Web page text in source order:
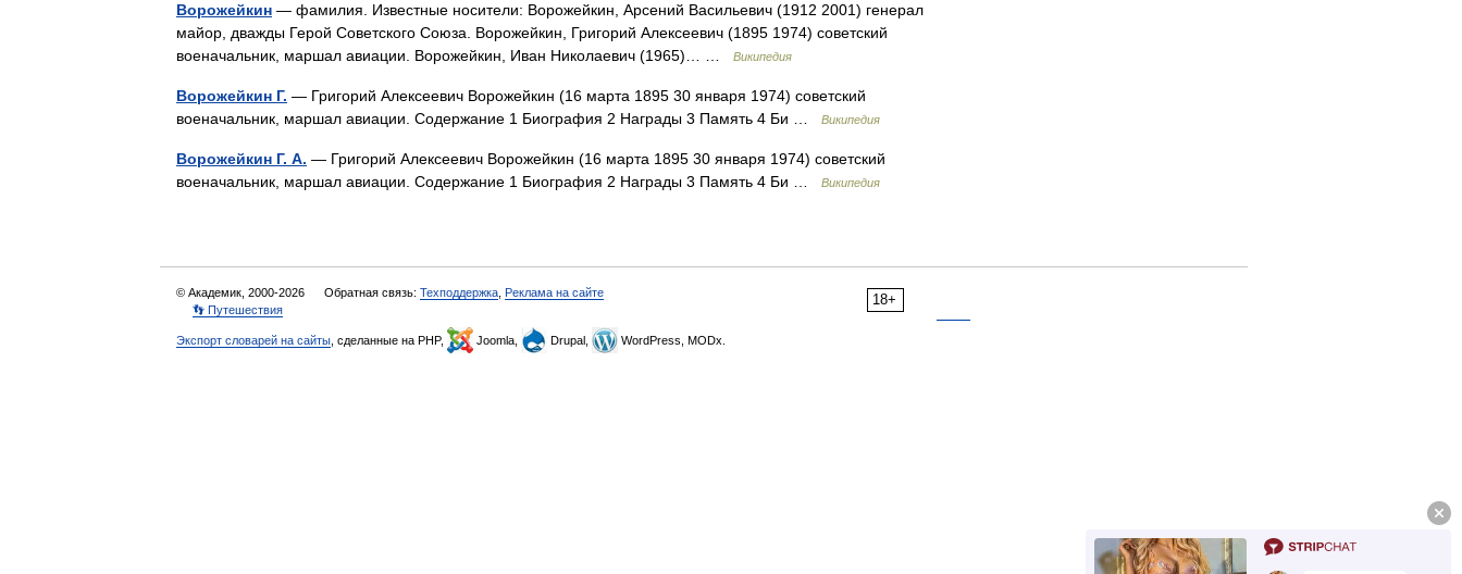
Ворожейкин — фамилия. Известные носители: Ворожейкин, Арсений Васильевич (1912 2001) генерал
майор, дважды Герой Советского Союза. Ворожейкин, Григорий Алексеевич (1895 1974) советский
военачальник, маршал авиации. Ворожейкин, Иван Николаевич (1965)… …
Википедия
Ворожейкин Г. — Григорий Алексеевич Ворожейкин (16 марта 1895 30 января 1974) советский
военачальник, маршал авиации. Содержание 1 Биография 2 Награды 3 Память 4 Би …
Википедия
Ворожейкин Г. А. — Григорий Алексеевич Ворожейкин (16 марта 1895 30 января 1974) советский
военачальник, маршал авиации. Содержание 1 Биография 2 Награды 3 Память 4 Би …
Википедия
18+
© Академик, 2000-2026 Обратная связь: Техподдержка Реклама на сайте
👣 Путешествия
Экспорт словарей на сайты , сделанные на PHP, Joomla, Drupal, WordPress, MODx.